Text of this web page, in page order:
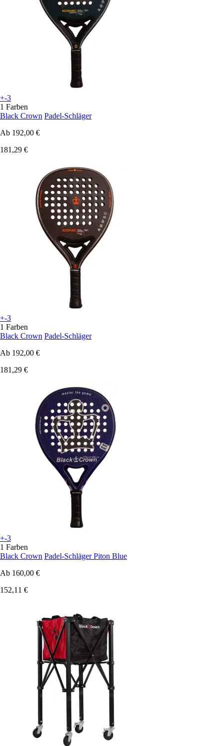
+-3
1 Farben
Black Crown Padel-Schläger
Ab 192,00 €
181,29 €
+-3
1 Farben
Black Crown Padel-Schläger
Ab 192,00 €
181,29 €
+-3
1 Farben
Black Crown Padel-Schläger Piton Blue
Ab 160,00 €
152,11 €